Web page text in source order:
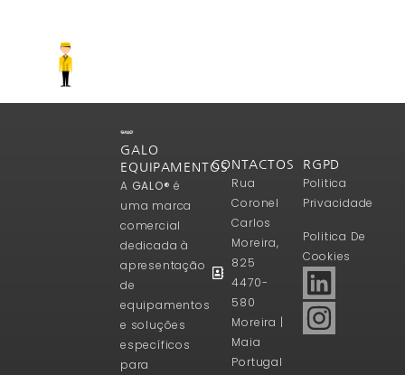
GALO
EQUIPAMENTOS
A GALO® é
uma marca
comercial
dedicada à
apresentação
de
equipamentos
e soluções
específicos
para
CONTACTOS
Rua
Coronel
Carlos
Moreira,
825
4470-
580
Moreira |
Maia
Portugal
RGPD
Politica
Privacidade
Politica De
Cookies